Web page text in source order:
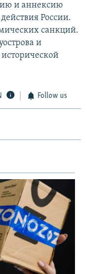
и аннексию
России.
санкций.
и
Follow us